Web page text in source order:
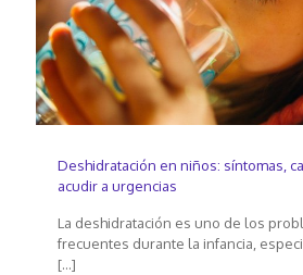
Deshidratación en niños: síntomas,
acudir a urgencias
La deshidratación es uno de los
frecuentes durante la infancia,
[…]